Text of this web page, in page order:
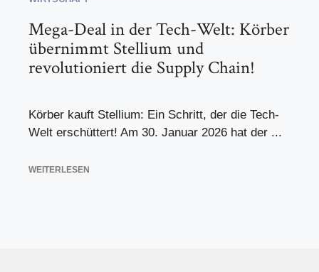
Mega-Deal in der Tech-Welt: Körber
übernimmt Stellium und
revolutioniert die Supply Chain!
Körber kauft Stellium: Ein Schritt, der die Tech-
Welt erschüttert! Am 30. Januar 2026 hat der ...
WEITERLESEN